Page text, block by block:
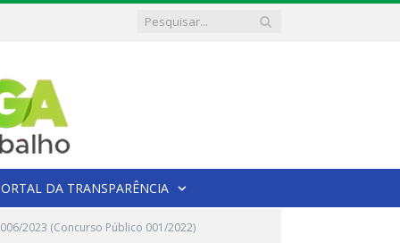
DA TRANSPARÊNCIA
006/2023 (Concurso Público 001/2022)